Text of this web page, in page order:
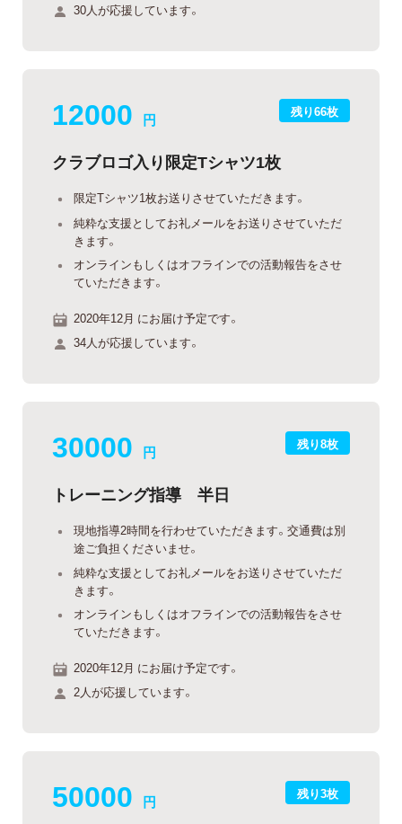
30人が応援しています。
残り66枚
12000 円
クラブロゴ入り限定Tシャツ1枚
限定Tシャツ1枚お送りさせていただきます。
純粋な支援としてお礼メールをお送りさせていただ
きます。
オンラインもしくはオフラインでの活動報告をさせ
ていただきます。
2020年12月 にお届け予定です。
34人が応援しています。
残り8枚
30000 円
トレーニング指導 半日
現地指導2時間を行わせていただきます。交通費は別
途ご負担くださいませ。
純粋な支援としてお礼メールをお送りさせていただ
きます。
オンラインもしくはオフラインでの活動報告をさせ
ていただきます。
2020年12月 にお届け予定です。
2人が応援しています。
残り3枚
50000 円